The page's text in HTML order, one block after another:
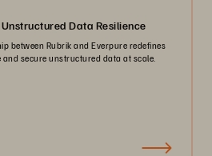
Data Resilience
between Rubrik and Everpure redefines
secure unstructured data at scale.